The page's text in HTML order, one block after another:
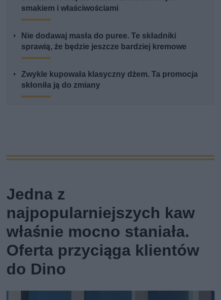
smakiem i właściwościami
Nie dodawaj masła do puree. Te składniki
sprawią, że będzie jeszcze bardziej kremowe
Zwykle kupowała klasyczny dżem. Ta promocja
skłoniła ją do zmiany
Jedna z
najpopularniejszych kaw
właśnie mocno staniała.
Oferta przyciąga klientów
do Dino